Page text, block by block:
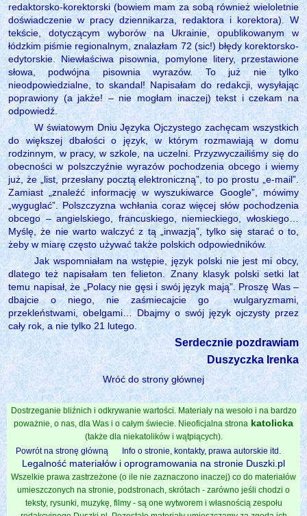
redaktorsko-korektorski (bowiem mam za sobą również wieloletnie
doświadczenie w pracy dziennikarza, redaktora i korektora). W
tekście, dotyczącym wyborów na Ukrainie, opublikowanym w
łódzkim piśmie regionalnym, znalazłam 72 (sic!) błędy korektorsko-
edytorskie. Niewłaściwa pisownia, pomylone litery, przestawione
słowa, podwójna pisownia wyrazów. To już nie tylko
nieodpowiedzialne, to skandal! Napisałam do redakcji, wysyłając
poprawiony (a jakże! – nie mogłam inaczej) tekst i czekam na
odpowiedź.
W światowym Dniu Języka Ojczystego zachęcam wszystkich
do większej dbałości o język, w którym rozmawiają w domu
rodzinnym, w pracy, w szkole, na uczelni. Przyzwyczailiśmy się do
obecności w polszczyźnie wyrazów pochodzenia obcego i wiemy
już, że „list, przesłany pocztą elektroniczną”, to po prostu „e-mail”.
Zamiast „znaleźć informację w wyszukiwarce Google”, mówimy
„wyguglać”. Polszczyzna wchłania coraz więcej słów pochodzenia
obcego – angielskiego, francuskiego, niemieckiego, włoskiego…
Myślę, że nie warto walczyć z tą „inwazją”, tylko się starać o to,
żeby w miarę często używać także polskich odpowiedników.
Jak wspomniałam na wstępie, język polski nie jest mi obcy,
dlatego też napisałam ten felieton. Znany klasyk polski setki lat
temu napisał, że „Polacy nie gęsi i swój język mają”. Proszę Was –
dbajcie o niego, nie zaśmiecajcie go
wulgaryzmami,
przekleństwami, obelgami… Dbajmy o swój język ojczysty przez
cały rok, a nie tylko 21 lutego.
Serdecznie pozdrawiam
Duszyczka Irenka
Wróć do strony głównej
Dostrzeganie bliźnich i odkrywanie wartości. Materiały na wesoło i na bardzo
poważnie, o nas, dla Was i o całym świecie. Nieoficjalna strona katolicka
(także dla niekatolików i wątpiących).
Powrót na stronę główną
Info o stronie, kontakty, prawa autorskie itd.
Legalność materiałów i oprogramowania na stronie Duszki.pl
Wszelkie prawa zastrzeżone (o ile nie zaznaczono inaczej) co do materiałów
umieszczonych na stronie, podstronach, skrótach - zarówno jeśli chodzi o
teksty, rysunki, muzykę, filmy - są one wytworem i własnością zespołu